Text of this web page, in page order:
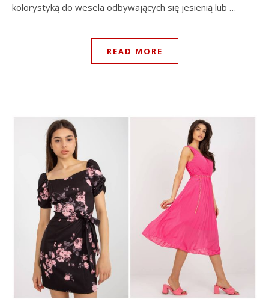
kolorystyką do wesela odbywających się jesienią lub …
READ MORE